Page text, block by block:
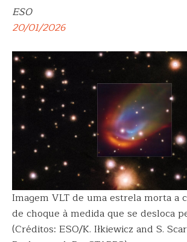
ESO
20/01/2026
Imagem VLT de uma estrela morta a
de choque à medida que se desloca
(Créditos: ESO/K. Iłkiewicz and S.